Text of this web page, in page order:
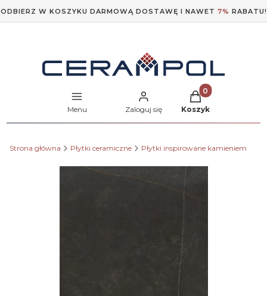
ODBIERZ W KOSZYKU DARMOWĄ DOSTAWĘ I NAWET 7% RABATU!
Menu Zaloguj się
Produkty w
Koszyk
Strona główna Płytki ceramiczne Płytki inspirowane kamieniem